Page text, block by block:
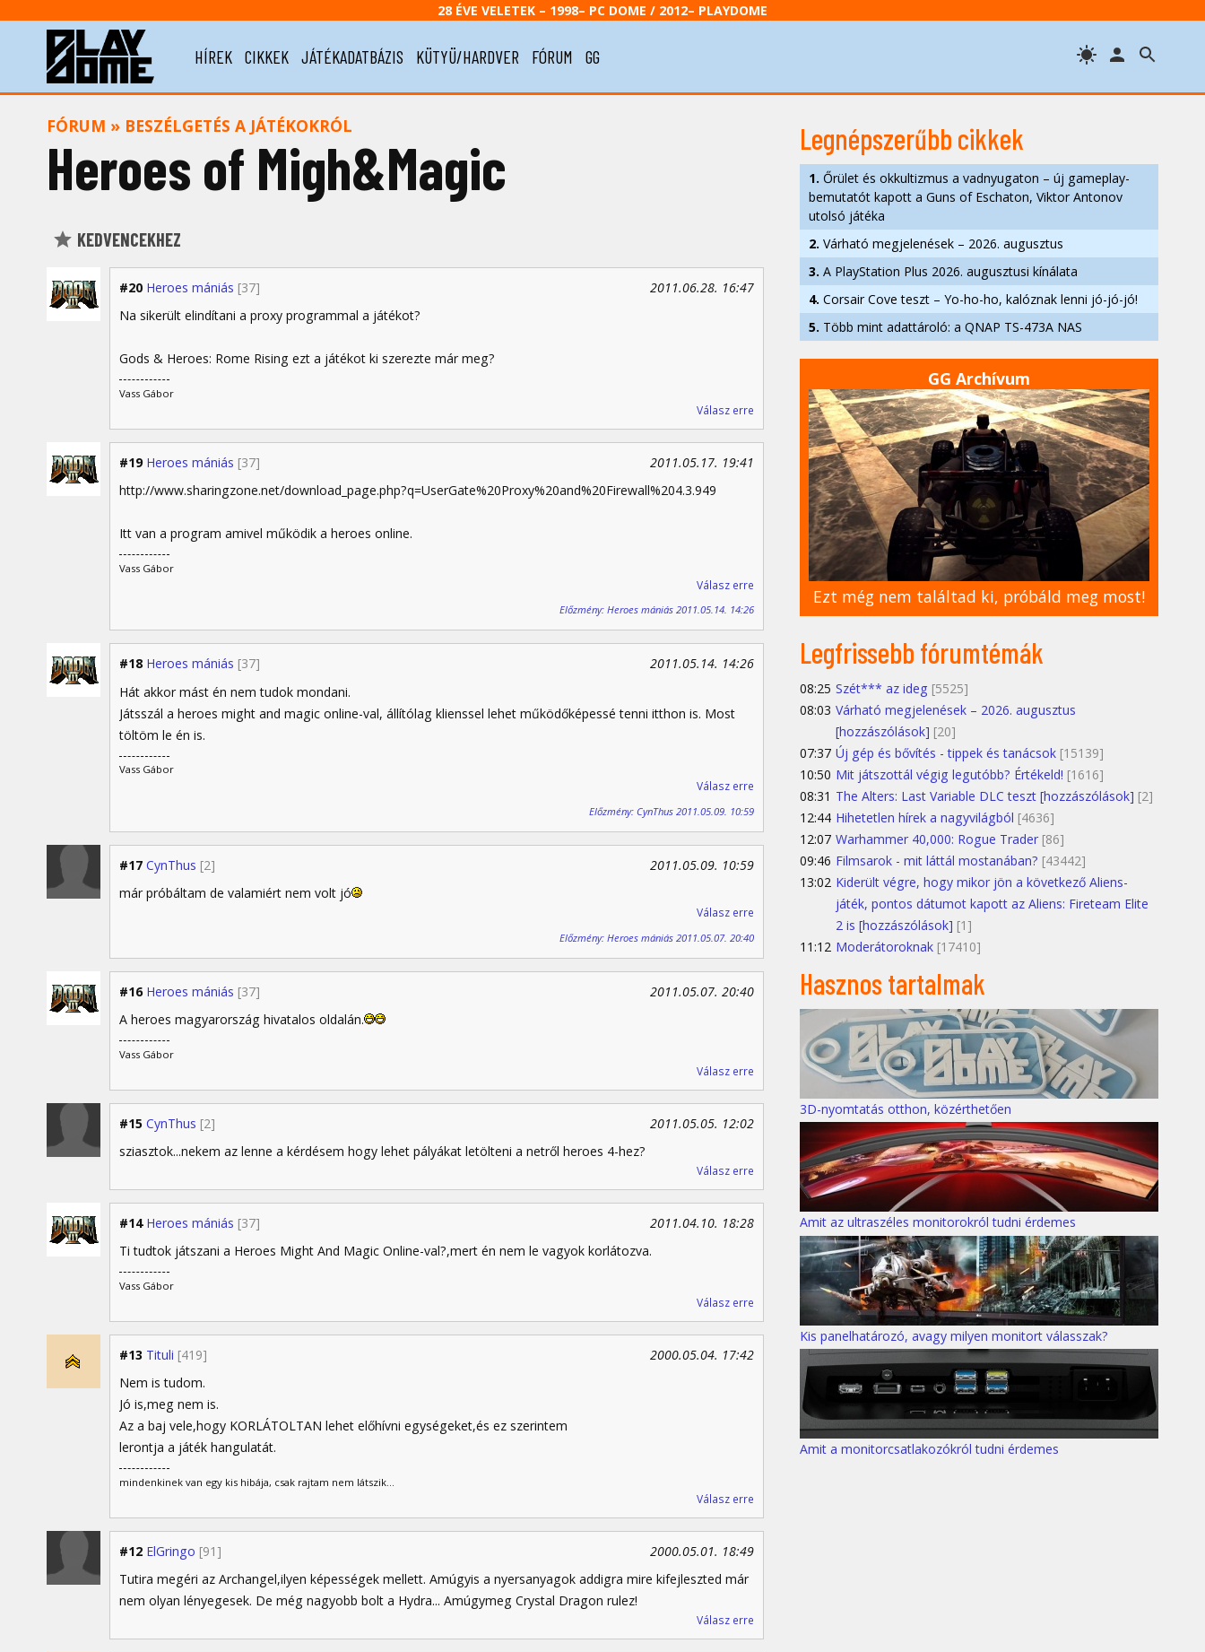
28 ÉVE VELETEK – 1998– PC DOME / 2012– PLAYDOME
HÍREK CIKKEK JÁTÉKADATBÁZIS KÜTYÜ/HARDVER FÓRUM GG
FÓRUM » BESZÉLGETÉS A JÁTÉKOKRÓL
Heroes of Migh&Magic
KEDVENCEKHEZ
#20 Heroes mániás [37]
2011.06.28. 16:47
Na sikerült elindítani a proxy programmal a játékot?
Gods & Heroes: Rome Rising ezt a játékot ki szerezte már meg?
Vass Gábor
Válasz erre
#19 Heroes mániás [37]
2011.05.17. 19:41
http://www.sharingzone.net/download_page.php?q=UserGate%20Proxy%20and%20Firewall%204.3.949
Itt van a program amivel működik a heroes online.
Vass Gábor
Válasz erre
Előzmény: Heroes mániás 2011.05.14. 14:26
#18 Heroes mániás [37]
2011.05.14. 14:26
Hát akkor mást én nem tudok mondani.
Játsszál a heroes might and magic online-val, állítólag klienssel lehet működőképessé tenni itthon is. Most
töltöm le én is.
Vass Gábor
Válasz erre
Előzmény: CynThus 2011.05.09. 10:59
#17 CynThus [2]
2011.05.09. 10:59
már próbáltam de valamiért nem volt jó
Válasz erre
Előzmény: Heroes mániás 2011.05.07. 20:40
#16 Heroes mániás [37]
2011.05.07. 20:40
A heroes magyarország hivatalos oldalán.
Vass Gábor
Válasz erre
#15 CynThus [2]
2011.05.05. 12:02
sziasztok...nekem az lenne a kérdésem hogy lehet pályákat letölteni a netről heroes 4-hez?
Válasz erre
#14 Heroes mániás [37]
2011.04.10. 18:28
Ti tudtok játszani a Heroes Might And Magic Online-val?,mert én nem le vagyok korlátozva.
Vass Gábor
Válasz erre
#13 Tituli [419]
2000.05.04. 17:42
Nem is tudom.
Jó is,meg nem is.
Az a baj vele,hogy KORLÁTOLTAN lehet előhívni egységeket,és ez szerintem
lerontja a játék hangulatát.
mindenkinek van egy kis hibája, csak rajtam nem látszik...
Válasz erre
#12 ElGringo [91]
2000.05.01. 18:49
Tutira megéri az Archangel,ilyen képességek mellett. Amúgyis a nyersanyagok addigra mire kifejleszted már
nem olyan lényegesek. De még nagyobb bolt a Hydra... Amúgymeg Crystal Dragon rulez!
Válasz erre
Legnépszerűbb cikkek
1. Őrület és okkultizmus a vadnyugaton – új gameplay-
bemutatót kapott a Guns of Eschaton, Viktor Antonov
utolsó játéka
2. Várható megjelenések – 2026. augusztus
3. A PlayStation Plus 2026. augusztusi kínálata
4. Corsair Cove teszt – Yo-ho-ho, kalóznak lenni jó-jó-jó!
5. Több mint adattároló: a QNAP TS-473A NAS
GG Archívum
Ezt még nem találtad ki, próbáld meg most!
Legfrissebb fórumtémák
08:25 Szét*** az ideg [5525]
08:03 Várható megjelenések – 2026. augusztus
[hozzászólások] [20]
07:37 Új gép és bővítés - tippek és tanácsok [15139]
10:50 Mit játszottál végig legutóbb? Értékeld! [1616]
08:31 The Alters: Last Variable DLC teszt [hozzászólások] [2]
12:44 Hihetetlen hírek a nagyvilágból [4636]
12:07 Warhammer 40,000: Rogue Trader [86]
09:46 Filmsarok - mit láttál mostanában? [43442]
13:02 Kiderült végre, hogy mikor jön a következő Aliens-
játék, pontos dátumot kapott az Aliens: Fireteam Elite
2 is [hozzászólások] [1]
11:12 Moderátoroknak [17410]
Hasznos tartalmak
3D-nyomtatás otthon, közérthetően
Amit az ultraszéles monitorokról tudni érdemes
Kis panelhatározó, avagy milyen monitort válasszak?
Amit a monitorcsatlakozókról tudni érdemes